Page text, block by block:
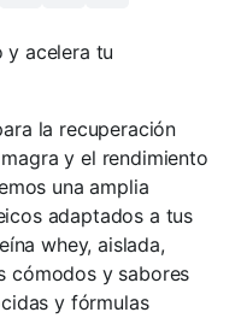
y acelera tu
la recuperación
y el rendimiento
una amplia
adaptados a tus
whey, aislada,
cómodos y sabores
y fórmulas